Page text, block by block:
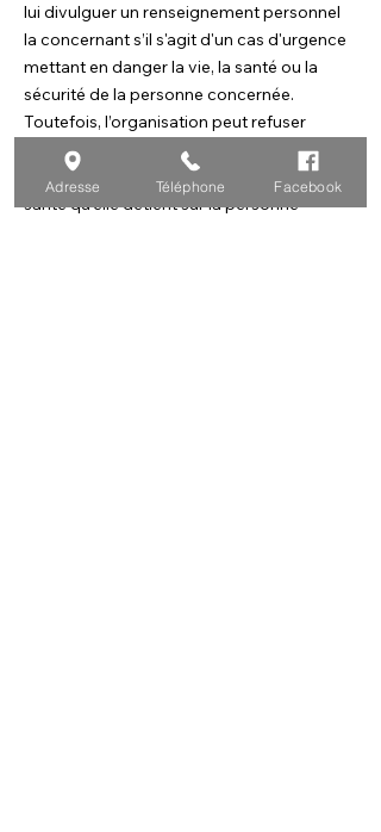
lui divulguer un renseignement personnel
la concernant s’il s'agit d'un cas d'urgence
mettant en danger la vie, la santé ou la
sécurité de la personne concernée.
Toutefois, l’organisation peut refuser
momentanément la consultation des
renseignements personnels relatifs à la
santé qu’elle détient sur la personne
Adresse Téléphone Facebook